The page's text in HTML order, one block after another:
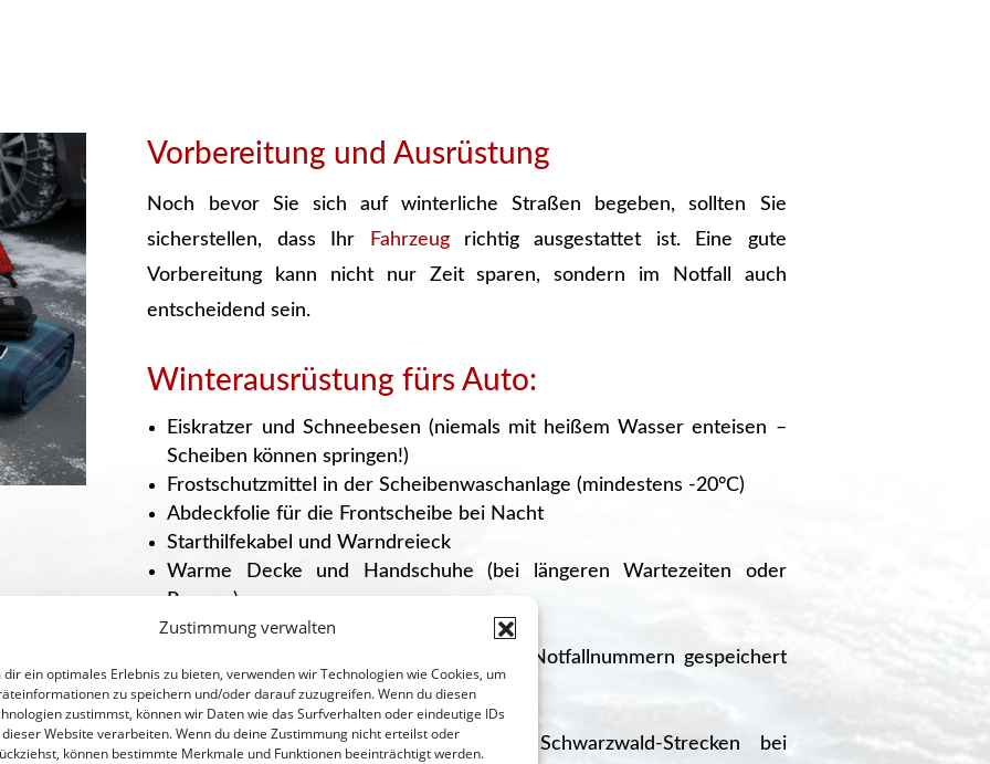
Zustimmung verwalten
dir ein optimales Erlebnis zu bieten, verwenden wir Technologien wie Cookies, um
zu speichern und/oder darauf zuzugreifen. Wenn du diesen
zustimmst, können wir Daten wie das Surfverhalten oder eindeutige IDs
Website verarbeiten. Wenn du deine Zustimmung nicht erteilst oder
können bestimmte Merkmale und Funktionen beeinträchtigt werden.
Vorbereitung und Ausrüstung
Noch bevor Sie sich auf winterliche Straßen begeben, sollten Sie
sicherstellen, dass Ihr
Fahrzeugrichtig ausgestattet ist. Eine gute
Vorbereitung kann nicht nur Zeit sparen, sondern im Notfall auch
entscheidend sein.
Winterausrüstung fürs Auto:
Eiskratzer und Schneebesen (niemals mit heißem Wasser enteisen –
Scheiben können springen!)
Frostschutzmittel in der Scheibenwaschanlage (mindestens -20°C)
Abdeckfolie für die Frontscheibe bei Nacht
Starthilfekabel und Warndreieck
Warme Decke und Handschuhe (bei längeren Wartezeiten oder
Pannen)
Taschenlampe mit frischen Batterien
Handy vollständig geladen und wichtige Notfallnummern gespeichert
(Pannendienst, Polizei 110)
Schneeketten können auf bestimmten Schwarzwald-Strecken bei